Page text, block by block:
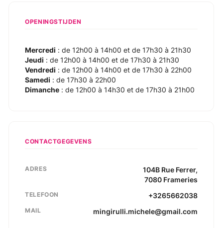
OPENINGSTIJDEN
Mercredi : de 12h00 à 14h00 et de 17h30 à 21h30
Jeudi : de 12h00 à 14h00 et de 17h30 à 21h30
Vendredi : de 12h00 à 14h00 et de 17h30 à 22h00
Samedi : de 17h30 à 22h00
Dimanche : de 12h00 à 14h30 et de 17h30 à 21h00
CONTACTGEGEVENS
ADRES 104B Rue Ferrer,
7080 Frameries
TELEFOON +3265662038
MAIL mingirulli.michele@gmail.com